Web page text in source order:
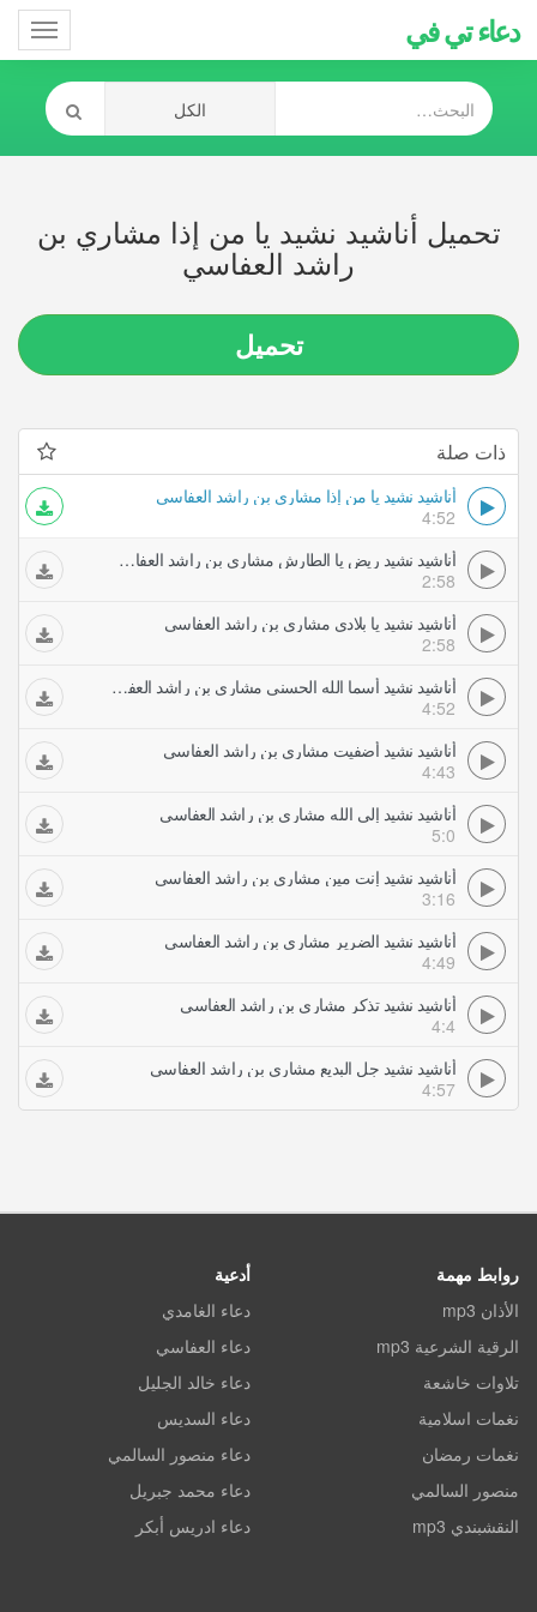
دعاء تي في
تحميل أناشيد نشيد يا من إذا مشاري بن
راشد العفاسي
تحميل
ذات صلة
أناشيد نشيد يا من إذا مشاري بن راشد العفاسي
4:52
أناشيد نشيد ريض يا الطارش مشاري بن راشد العفاسي
2:58
أناشيد نشيد يا بلادي مشاري بن راشد العفاسي
2:58
أناشيد نشيد أسما الله الحسنى مشاري بن راشد العفاسي
4:52
أناشيد نشيد أضفيت مشاري بن راشد العفاسي
4:43
أناشيد نشيد إلى الله مشاري بن راشد العفاسي
5:0
أناشيد نشيد إنت مين مشاري بن راشد العفاسي
3:16
أناشيد نشيد الضرير مشاري بن راشد العفاسي
4:49
أناشيد نشيد تذكر مشاري بن راشد العفاسي
4:4
أناشيد نشيد جل البديع مشاري بن راشد العفاسي
4:57
روابط مهمة
الأذان mp3
الرقية الشرعية mp3
تلاوات خاشعة
نغمات اسلامية
نغمات رمضان
منصور السالمي
النقشبندي mp3
أدعية
دعاء الغامدي
دعاء العفاسي
دعاء خالد الجليل
دعاء السديس
دعاء منصور السالمي
دعاء محمد جبريل
دعاء ادريس أبكر